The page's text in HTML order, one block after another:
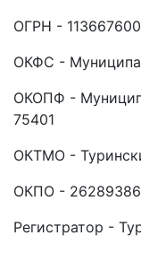
ОГРН -
ОКФС -
ОКОПФ -
75401
ОКТМО -
ОКПО - 26289386
Регистратор -